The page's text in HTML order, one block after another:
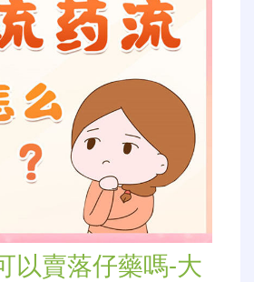
以賣落仔藥嗎-大